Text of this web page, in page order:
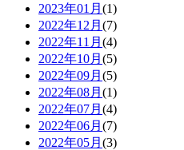
2023年01月 (1)
2022年12月 (7)
2022年11月 (4)
2022年10月 (5)
2022年09月 (5)
2022年08月 (1)
2022年07月 (4)
2022年06月 (7)
2022年05月 (3)